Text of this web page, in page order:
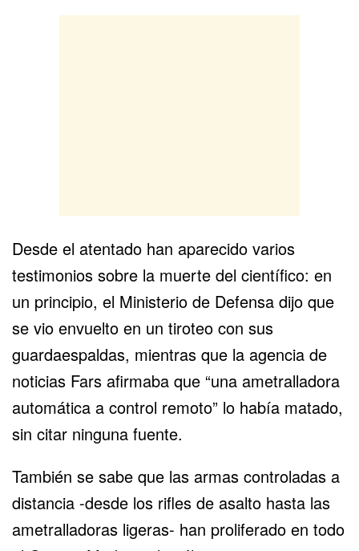
Desde el atentado han aparecido varios
testimonios sobre la muerte del científico: en
un principio, el Ministerio de Defensa dijo que
se vio envuelto en un tiroteo con sus
guardaespaldas, mientras que la agencia de
noticias Fars afirmaba que “una ametralladora
automática a control remoto” lo había matado,
sin citar ninguna fuente.
También se sabe que las armas controladas a
distancia -desde los rifles de asalto hasta las
ametralladoras ligeras- han proliferado en todo